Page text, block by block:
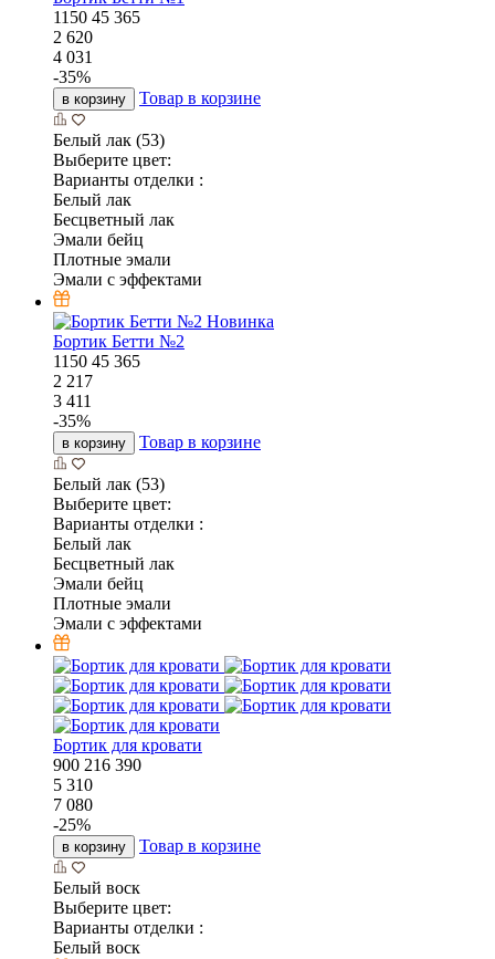
1150 45 365
2 620
4 031
-35%
в корзину Товар в корзине
Белый лак (53)
Выберите цвет:
Варианты отделки :
Белый лак
Бесцветный лак
Эмали бейц
Плотные эмали
Эмали с эффектами
Новинка
Бортик Бетти №2
1150 45 365
2 217
3 411
-35%
в корзину Товар в корзине
Белый лак (53)
Выберите цвет:
Варианты отделки :
Белый лак
Бесцветный лак
Эмали бейц
Плотные эмали
Эмали с эффектами
Бортик для кровати
900 216 390
5 310
7 080
-25%
в корзину Товар в корзине
Белый воск
Выберите цвет:
Варианты отделки :
Белый воск